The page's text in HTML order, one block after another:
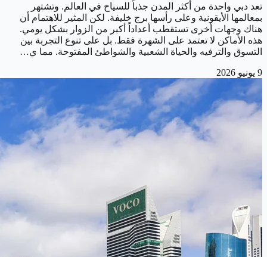
تعد دبي واحدة من أكثر المدن جذباً للسياح في العالم. وتشتهر
بمعالمها الأيقونية وعلى رأسها برج خليفة. لكن المثير للاهتمام أن
هناك وجهات أخرى تستقطب أعداداً أكبر من الزوار بشكل يومي.
هذه الأماكن لا تعتمد على الشهرة فقط. بل على تنوع التجربة بين
التسوق والترفيه والحياة الشعبية والشواطئ المفتوحة. مما ي…
9 يونيو 2026